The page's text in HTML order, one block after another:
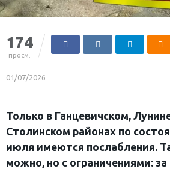
174
просм.
01/07/2026
Только в Ганцевичском,
Столинском районах по
июля имеются послабления.
можно, но с ограничениями: